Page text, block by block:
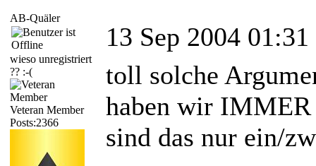
AB-Quäler
wieso unregistriert
?? :-(
Veteran Member
Posts:2366
13 Sep 2004 01:31
toll solche
haben wir IMMER
sind das nur ein/